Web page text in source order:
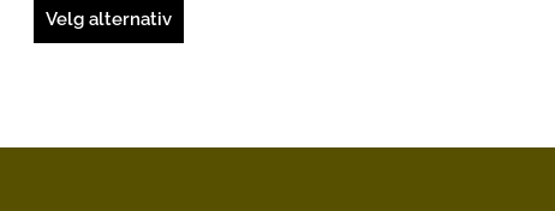
Velg alternativ